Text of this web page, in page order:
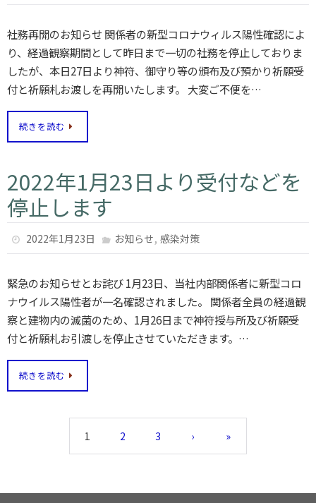
社務再開のお知らせ 関係者の新型コロナウィルス陽性確認によ
り、経過観察期間として昨日まで一切の社務を停止しておりま
したが、本日27日より神符、御守り等の頒布及び預かり祈願受
付と祈願札お渡しを再開いたします。 大変ご不便を…
続きを読む
2022年1月23日より受付などを
停止します
2022年1月23日 お知らせ, 感染対策
緊急のお知らせとお詫び 1月23日、当社内部関係者に新型コロ
ナウイルス陽性者が一名確認されました。 関係者全員の経過観
察と建物内の滅菌のため、1月26日まで神符授与所及び祈願受
付と祈願札お引渡しを停止させていただきます。…
続きを読む
1 2 3 › »